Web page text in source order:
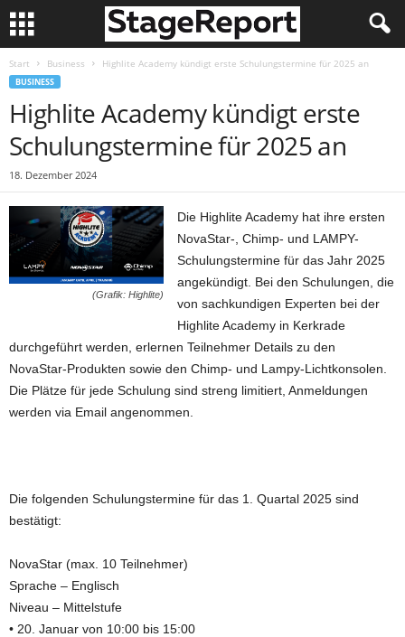
Start Business Highlite Academy kündigt erste Schulungstermine für 2025 an
BUSINESS
Highlite Academy kündigt erste
Schulungstermine für 2025 an
18. Dezember 2024
(Grafik: Highlite)
Die Highlite Academy hat ihre ersten
NovaStar-, Chimp- und LAMPY-
Schulungstermine für das Jahr 2025
angekündigt. Bei den Schulungen, die
von sachkundigen Experten bei der
Highlite Academy in Kerkrade
durchgeführt werden, erlernen Teilnehmer Details zu den
NovaStar-Produkten sowie den Chimp- und Lampy-Lichtkonsolen.
Die Plätze für jede Schulung sind streng limitiert, Anmeldungen
werden via Email angenommen.
Die folgenden Schulungstermine für das 1. Quartal 2025 sind
bestätigt:
NovaStar (max. 10 Teilnehmer)
Sprache – Englisch
Niveau – Mittelstufe
• 20. Januar von 10:00 bis 15:00